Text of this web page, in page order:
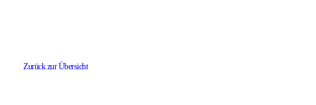
Zurück zur Übersicht